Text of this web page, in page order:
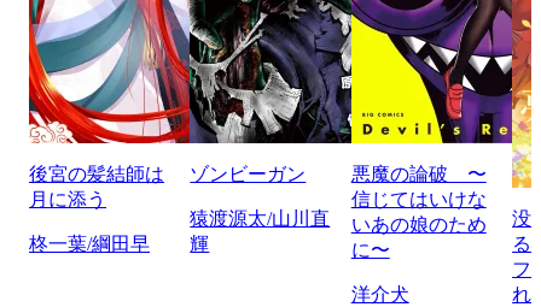
後宮の髪結師は
月に添う
柊一葉/綱田早
ゾンビーガン
猿渡源太/山川直
輝
悪魔の論破 〜
信じてはいけな
いあの娘のため
に〜
洋介犬
没
る
フ
れ